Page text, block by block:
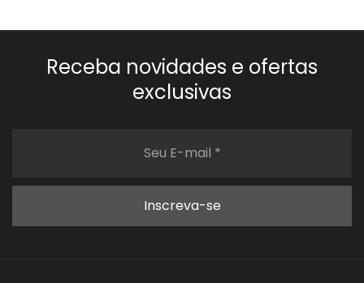
Receba novidades e ofertas
exclusivas